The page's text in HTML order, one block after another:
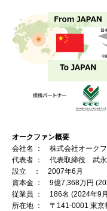
オークファン概要
会社名 ： 株式会社オーク
代表者 ： 代表取締役 武
設立 ： 2007年6月
資本金 ： 9億7,368万円
従業員 ： 186名 (2024年9
所在地 ： 〒141-0001 東京